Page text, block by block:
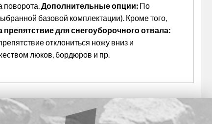
поворота. Дополнительные опции: По
базовой комплектации). Кроме того,
для снегоуборочного отвала:
отклониться ножу вниз и
люков, бордюров и пр.